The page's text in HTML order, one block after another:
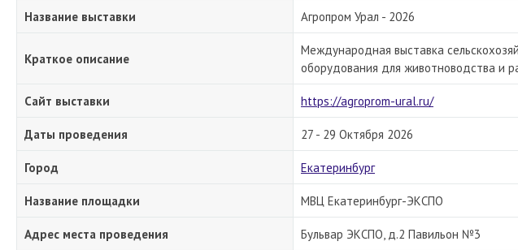
Название выставки Агропром Урал - 2026
Краткое описание
Международная выставка
оборудования для животноводства и
Сайт выставки https://agroprom-ural.ru/
Даты проведения 27 - 29 Октября 2026
Город Екатеринбург
Название площадки МВЦ Екатеринбург-ЭКСПО
Адрес места проведения Бульвар ЭКСПО, д.2 Павильон №3